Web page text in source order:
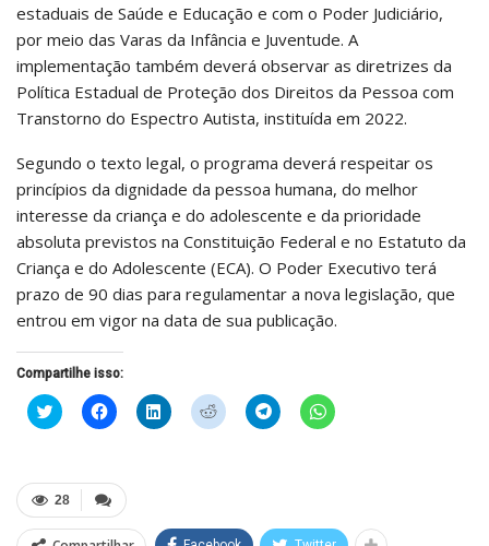
estaduais de Saúde e Educação e com o Poder Judiciário,
por meio das Varas da Infância e Juventude. A
implementação também deverá observar as diretrizes da
Política Estadual de Proteção dos Direitos da Pessoa com
Transtorno do Espectro Autista, instituída em 2022.
Segundo o texto legal, o programa deverá respeitar os
princípios da dignidade da pessoa humana, do melhor
interesse da criança e do adolescente e da prioridade
absoluta previstos na Constituição Federal e no Estatuto da
Criança e do Adolescente (ECA). O Poder Executivo terá
prazo de 90 dias para regulamentar a nova legislação, que
entrou em vigor na data de sua publicação.
Compartilhe isso:
Clique
para
em
nova
janela)
Clique
para
em
nova
janela)
Clique
para
Clique
para
Clique
para
Clique
para
28